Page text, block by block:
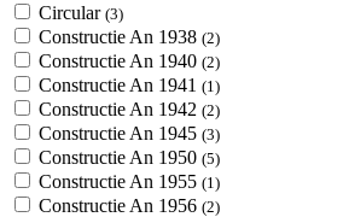
Circular (3)
Constructie An 1938 (2)
Constructie An 1940 (2)
Constructie An 1941 (1)
Constructie An 1942 (2)
Constructie An 1945 (3)
Constructie An 1950 (5)
Constructie An 1955 (1)
Constructie An 1956 (2)